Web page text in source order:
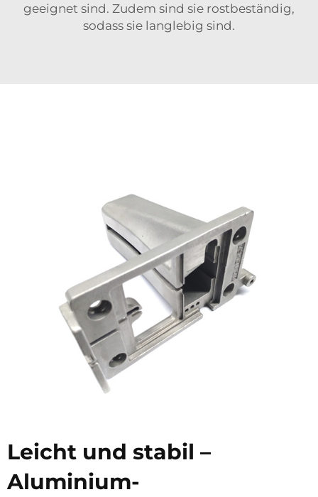
geeignet sind. Zudem sind sie rostbeständig,
sodass sie langlebig sind.
Leicht und stabil –
Aluminium-